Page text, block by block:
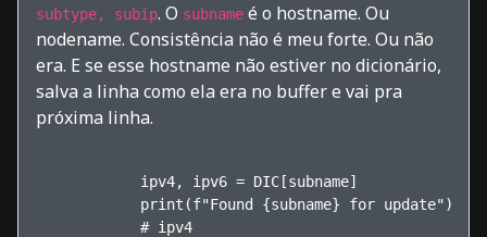
subtype, subip. O subname é o hostname. Ou
nodename. Consistência não é meu forte. Ou não
era. E se esse hostname não estiver no dicionário,
salva a linha como ela era no buffer e vai pra
próxima linha.
            ipv4, ipv6 = DIC[subname]
            print(f"Found {subname} for update")
            # ipv4